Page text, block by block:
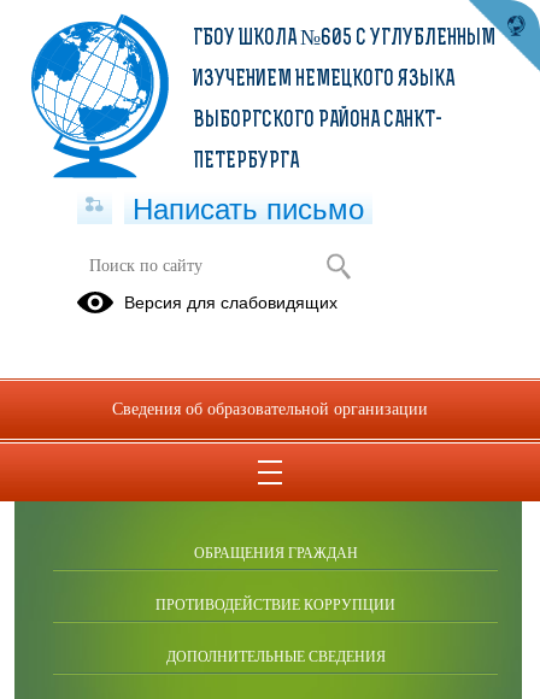
ДИСТАНЦИОННОЕ ОБУЧЕНИЕ
ОБРАЩЕНИЯ ГРАЖДАН
ПРОТИВОДЕЙСТВИЕ КОРРУПЦИИ
ДОПОЛНИТЕЛЬНЫЕ СВЕДЕНИЯ
ГБОУ ШКОЛА №605 С УГЛУБЛЕННЫМ
ИЗУЧЕНИЕМ НЕМЕЦКОГО ЯЗЫКА
ВЫБОРГСКОГО РАЙОНА САНКТ-
ПЕТЕРБУРГА
Написать письмо
Версия для слабовидящих
Сведения об образовательной организации